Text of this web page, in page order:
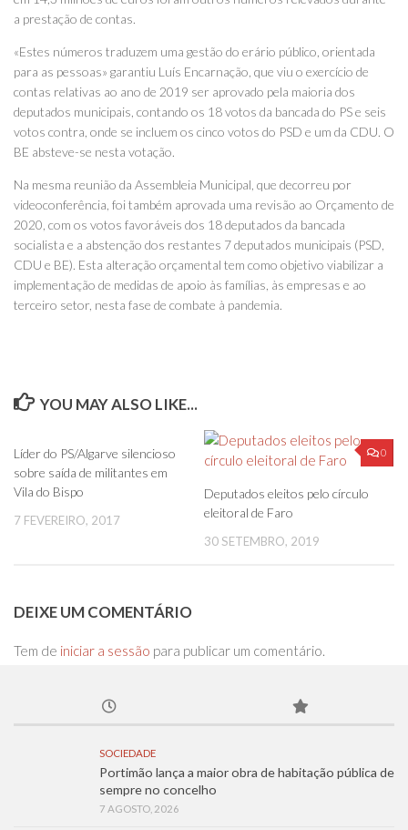
a prestação de contas.
«Estes números traduzem uma gestão do erário público, orientada
para as pessoas» garantiu Luís Encarnação, que viu o exercício de
contas relativas ao ano de 2019 ser aprovado pela maioria dos
deputados municipais, contando os 18 votos da bancada do PS e seis
votos contra, onde se incluem os cinco votos do PSD e um da CDU. O
BE absteve-se nesta votação.
Na mesma reunião da Assembleia Municipal, que decorreu por
videoconferência, foi também aprovada uma revisão ao Orçamento de
2020, com os votos favoráveis dos 18 deputados da bancada
socialista e a abstenção dos restantes 7 deputados municipais (PSD,
CDU e BE). Esta alteração orçamental tem como objetivo viabilizar a
implementação de medidas de apoio às famílias, às empresas e ao
terceiro setor, nesta fase de combate à pandemia.
YOU MAY ALSO LIKE...
Líder do PS/Algarve silencioso
sobre saída de militantes em
Vila do Bispo
7 FEVEREIRO, 2017
0
Deputados eleitos pelo círculo
eleitoral de Faro
30 SETEMBRO, 2019
DEIXE UM COMENTÁRIO
Tem de iniciar a sessão para publicar um comentário.
SOCIEDADE
Portimão lança a maior obra de habitação pública de
sempre no concelho
7 AGOSTO, 2026